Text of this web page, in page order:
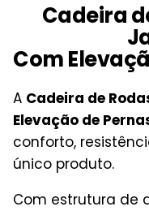
Cadeira
Com
A Cadeira de
Elevação de
conforto,
único produto.
Com estrutura de